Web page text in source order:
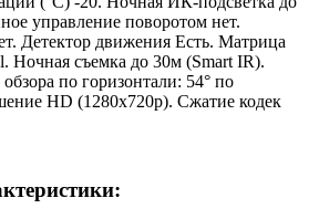
управление поворотом нет.
Детектор движения Есть. Матрица
Ночная съемка до 30м (Smart IR).
по горизонтали: 54° по
HD (1280x720p). Сжатие кодек